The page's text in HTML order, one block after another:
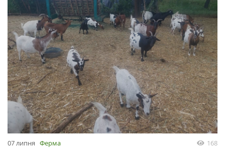
07 липня Ферма 168